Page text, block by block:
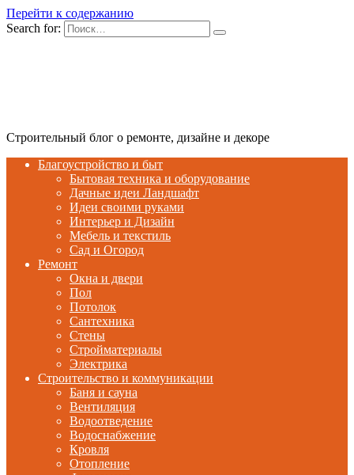
Перейти к содержанию
Search for:
Строительный блог о ремонте, дизайне и декоре
Благоустройство и быт
Бытовая техника и оборудование
Дачные идеи Ландшафт
Идеи своими руками
Интерьер и Дизайн
Мебель и текстиль
Сад и Огород
Ремонт
Окна и двери
Пол
Потолок
Сантехника
Стены
Стройматериалы
Электрика
Строительство и коммуникации
Баня и сауна
Вентиляция
Водоотведение
Водоснабжение
Кровля
Отопление